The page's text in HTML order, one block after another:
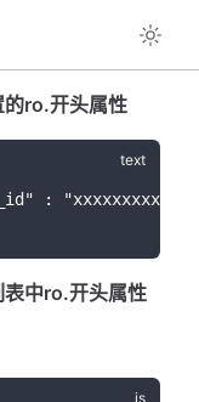
的ro.开头属性
:
表中ro.开头属性